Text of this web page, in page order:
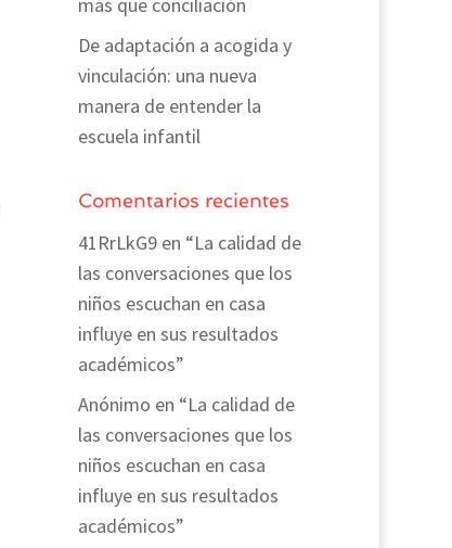
De adaptación a acogida y
vinculación: una nueva
manera de entender la
escuela infantil
Comentarios recientes
41RrLkG9en “La calidad de
las conversaciones que los
niños escuchan en casa
influye en sus resultados
académicos”
Anónimo en “La calidad de
las conversaciones que los
niños escuchan en casa
influye en sus resultados
académicos”